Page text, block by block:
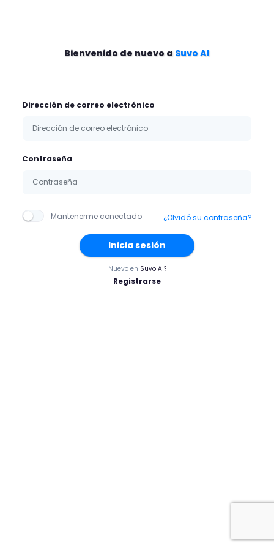
Bienvenido de nuevo a Suvo AI
Dirección de correo electrónico
Contraseña
Mantenerme conectado ¿Olvidó su contraseña?
Inicia sesión
Nuevo en Suvo AI?
Registrarse